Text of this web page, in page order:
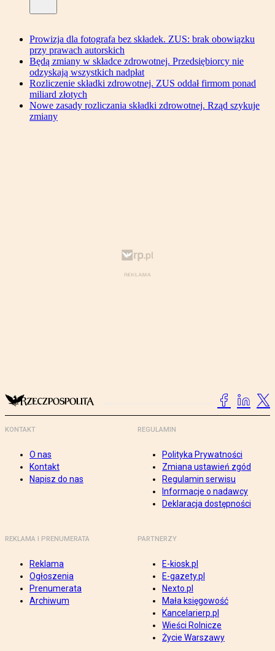
Prowizja dla fotografa bez składek. ZUS: brak obowiązku
przy prawach autorskich
Będą zmiany w składce zdrowotnej. Przedsiębiorcy nie
odzyskają wszystkich nadpłat
Rozliczenie składki zdrowotnej. ZUS oddał firmom ponad
miliard złotych
Nowe zasady rozliczania składki zdrowotnej. Rząd szykuje
zmiany
KONTAKT
O nas
Kontakt
Napisz do nas
REGULAMIN
Polityka Prywatności
Zmiana ustawień zgód
Regulamin serwisu
Informacje o nadawcy
Deklaracja dostępności
REKLAMA I PRENUMERATA
Reklama
Ogłoszenia
Prenumerata
Archiwum
PARTNERZY
E-kiosk.pl
E-gazety.pl
Nexto.pl
Mała księgowość
Kancelarierp.pl
Wieści Rolnicze
Życie Warszawy